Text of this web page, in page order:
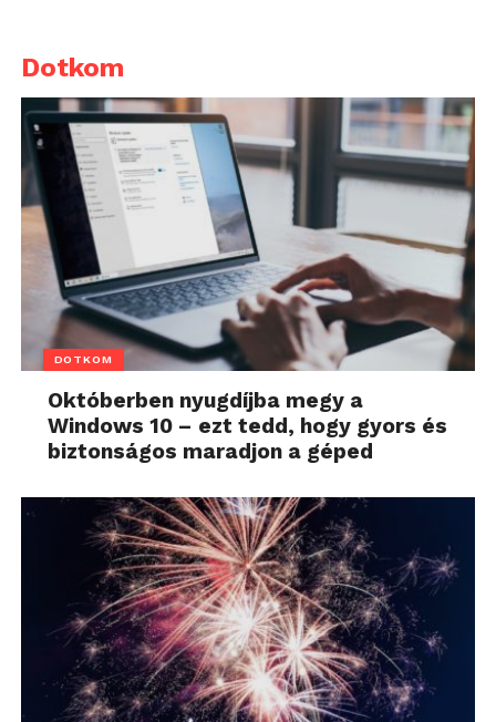
DOTKOM
Októberben nyugdíjba megy a
Windows 10 – ezt tedd, hogy gyors és
biztonságos maradjon a géped
DOTKOM